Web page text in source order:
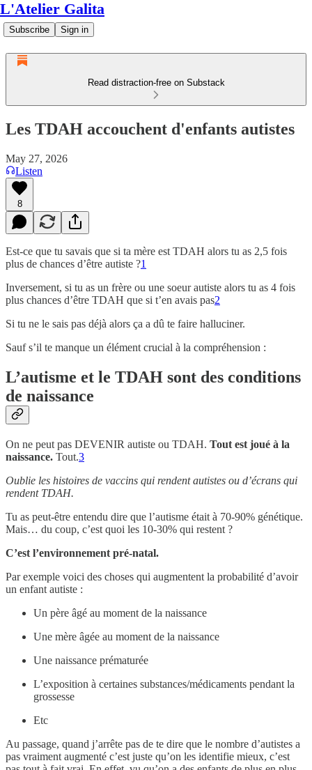
L'Atelier Galita
Subscribe Sign in
Read distraction-free on Substack
Les TDAH accouchent d'enfants autistes
May 27, 2026
Listen
8
Est-ce que tu savais que si ta mère est TDAH alors tu as 2,5 fois
plus de chances d’être autiste ?1
Inversement, si tu as un frère ou une soeur autiste alors tu as 4 fois
plus chances d’être TDAH que si t’en avais pas2
Si tu ne le sais pas déjà alors ça a dû te faire halluciner.
Sauf s’il te manque un élément crucial à la compréhension :
L’autisme et le TDAH sont des conditions
de naissance
On ne peut pas DEVENIR autiste ou TDAH. Tout est joué à la
naissance. Tout.3
Oublie les histoires de vaccins qui rendent autistes ou d’écrans qui
rendent TDAH.
Tu as peut-être entendu dire que l’autisme était à 70-90% génétique.
Mais… du coup, c’est quoi les 10-30% qui restent ?
C’est l’environnement pré-natal.
Par exemple voici des choses qui augmentent la probabilité d’avoir
un enfant autiste :
Un père âgé au moment de la naissance
Une mère âgée au moment de la naissance
Une naissance prématurée
L’exposition à certaines substances/médicaments pendant la
grossesse
Etc
Au passage, quand j’arrête pas de te dire que le nombre d’autistes a
pas vraiment augmenté c’est juste qu’on les identifie mieux, c’est